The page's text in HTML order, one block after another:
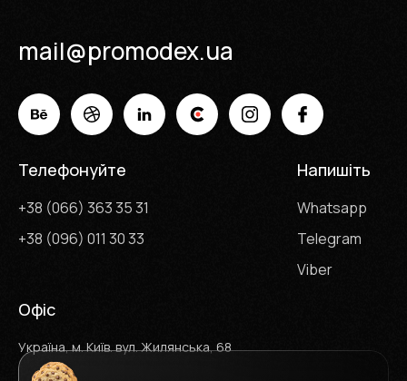
mail@promodex.ua
Телефонуйте
+38 (066) 363 35 31
+38 (096) 011 30 33
Напишіть
Whatsapp
Telegram
Viber
Офіс
Україна, м. Київ. вул. Жилянська, 68